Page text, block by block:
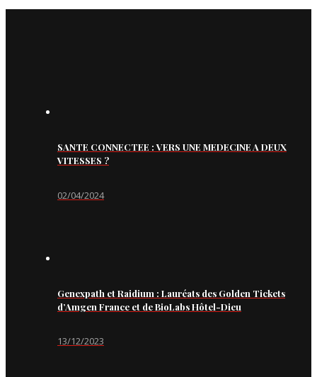
SANTE CONNECTEE : VERS UNE MEDECINE A DEUX
VITESSES ?
02/04/2024
Genexpath et Raidium : Lauréats des Golden Tickets
d’Amgen France et de BioLabs Hôtel-Dieu
13/12/2023